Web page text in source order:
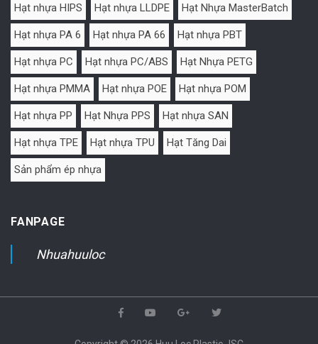
Hạt nhựa HIPS Hạt nhựa LLDPE Hạt Nhựa MasterBatch
Hạt nhựa PA 6 Hạt nhựa PA 66 Hạt nhựa PBT
Hạt nhựa PC Hạt nhựa PC/ABS Hạt Nhựa PETG
Hạt nhựa PMMA Hạt nhựa POE Hạt nhựa POM
Hạt nhựa PP Hạt Nhựa PPS Hạt nhựa SAN
Hạt nhựa TPE Hạt nhựa TPU Hạt Tăng Dai
Sản phẩm ép nhựa
FANPAGE
Nhuahuuloc